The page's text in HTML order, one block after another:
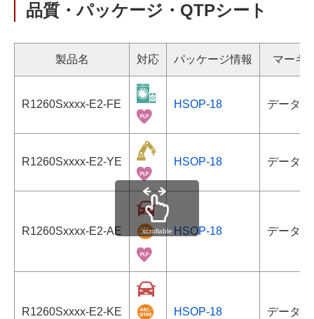
品質・パッケージ・QTPシート
製品名 対応 パッケージ情報 マーキ
R1260Sxxxx-E2-FE HSOP-18 データ
R1260Sxxxx-E2-YE HSOP-18 データ
R1260Sxxxx-E2-AE HSOP-18 データ
R1260Sxxxx-E2-KE HSOP-18 データ
scrollable